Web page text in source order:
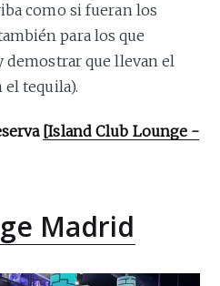
como si fueran los
para los que
demostrar que llevan el
tequila).
[Island Club Lounge -
Madrid